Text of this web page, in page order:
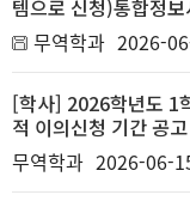
템으로 신청)통합정보
무역학과 2026-
[학사] 2026학년도 1
적 이의신청 기간 공
무역학과 2026-06-